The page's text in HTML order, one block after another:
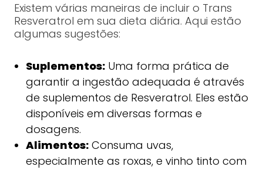
Existem várias maneiras de incluir o Trans
Resveratrol em sua dieta diária. Aqui estão
algumas sugestões:
Suplementos:Uma forma prática de
garantir a ingestão adequada é através
de suplementos de Resveratrol. Eles estão
disponíveis em diversas formas e
dosagens.
Alimentos:Consuma uvas,
especialmente as roxas, e vinho tinto com